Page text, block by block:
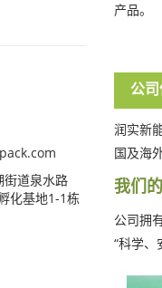
产品。
公
润实新
国及海
我们
公司拥
“科学、
街道泉水路
化基地1-1栋